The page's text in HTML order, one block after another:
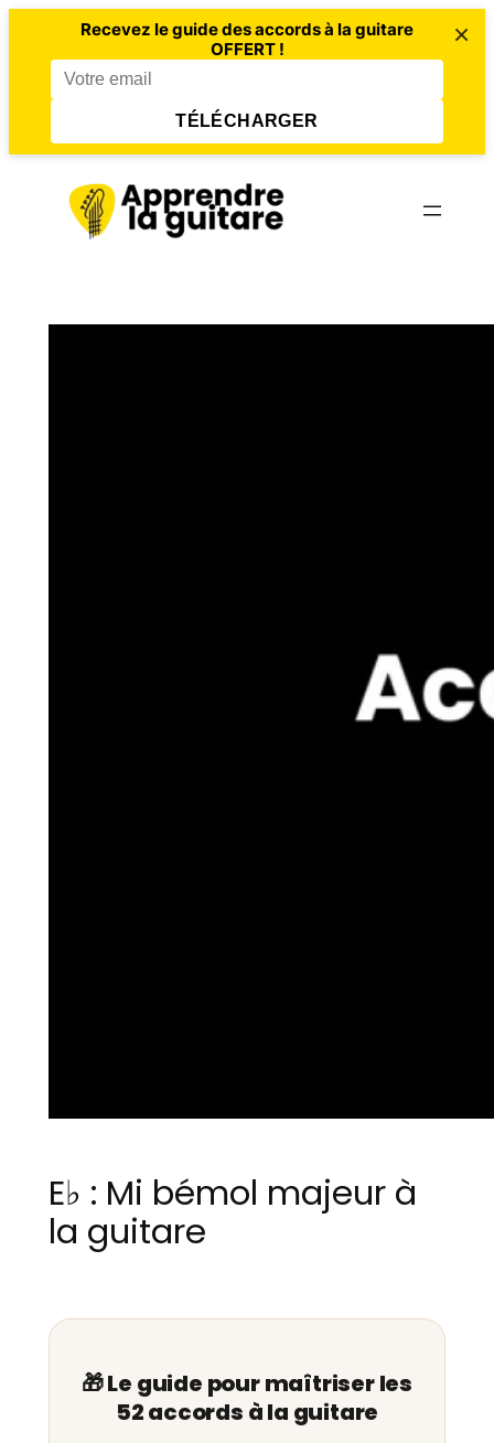
Recevez le guide des accords à la guitare
OFFERT !
TÉLÉCHARGER
×
contenu
E♭ : Mi bémol majeur à
la guitare
🎁 Le guide pour maîtriser les
52 accords à la guitare